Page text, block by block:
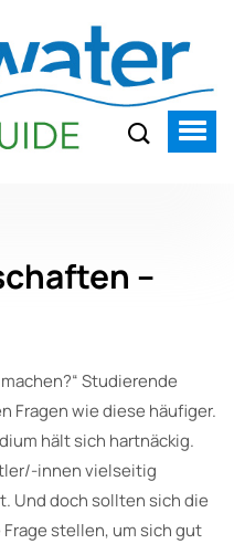
–
Studierende
Fragen wie diese häufiger.
hält sich hartnäckig.
innen vielseitig
Und doch sollten sich die
stellen, um sich gut